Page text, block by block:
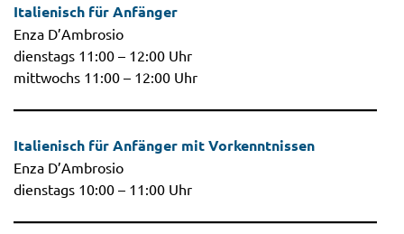
Italienisch für Anfänger
Enza D’Ambrosio
dienstags 11:00 – 12:00 Uhr
mittwochs 11:00 – 12:00 Uhr
Italienisch für Anfänger mit Vorkenntnissen
Enza D’Ambrosio
dienstags 10:00 – 11:00 Uhr